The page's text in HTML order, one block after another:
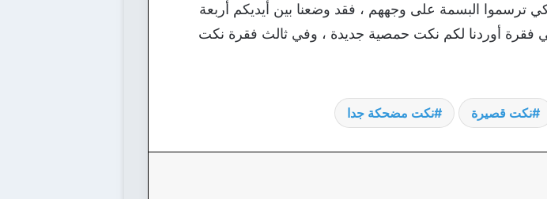
ترسموا البسمة على وجههم ، فقد وضعنا بين أيديكم أربعة
أوردنا لكم نكت حمصية جديدة ، وفي ثالث فقرة نكت
نكت قصيرة نكت مضحكة جدا